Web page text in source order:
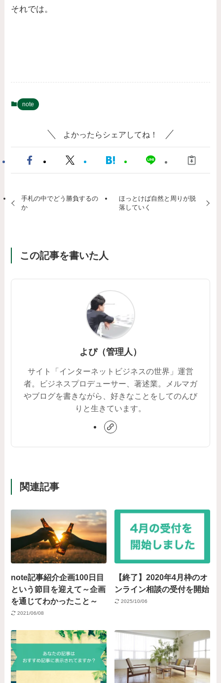
それでは。
note
よかったらシェアしてね！
手札の中でどう勝負するの
か
ほっとけば自然と周りが脱
落していく
この記事を書いた人
よぴ（管理人）
サイト「インターネットビジネスの世界」運営
者。ビジネスプロデューサー、著述業。メルマガ
やブログを書きながら、好きなことをしてのんび
りと生きています。
関連記事
note記事紹介企画100日目
という節目を迎えて～企画
を通じてわかったこと～
2021/06/08
【終了】2020年4月枠のオ
ンライン相談の受付を開始
2025/10/06